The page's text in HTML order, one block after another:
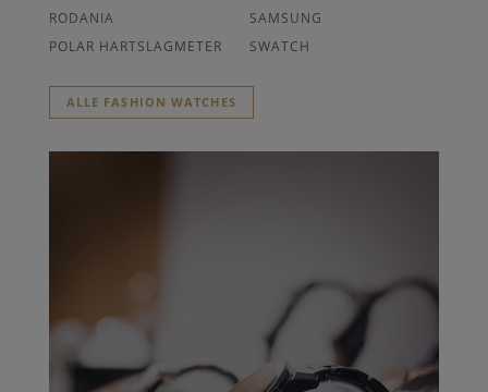
RODANIA
SAMSUNG
POLAR HARTSLAGMETER
SWATCH
ALLE FASHION WATCHES